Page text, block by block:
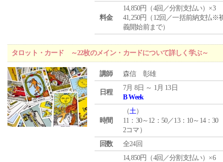
料金
14,850円（4回／分割支払い）×3
41,250円（12回／一括前納支払※
義開始前まで）
タロット・カード ～22枚のメイン・カードについて詳しく学ぶ～
講師 森信 彰雄
日程
7月 8日 ～ 1月 13日
B Week
時間
（土）
11：30～12：50／13：10～14：30
2コマ）
回数
全24回
14,850円（4回／分割支払い）×6